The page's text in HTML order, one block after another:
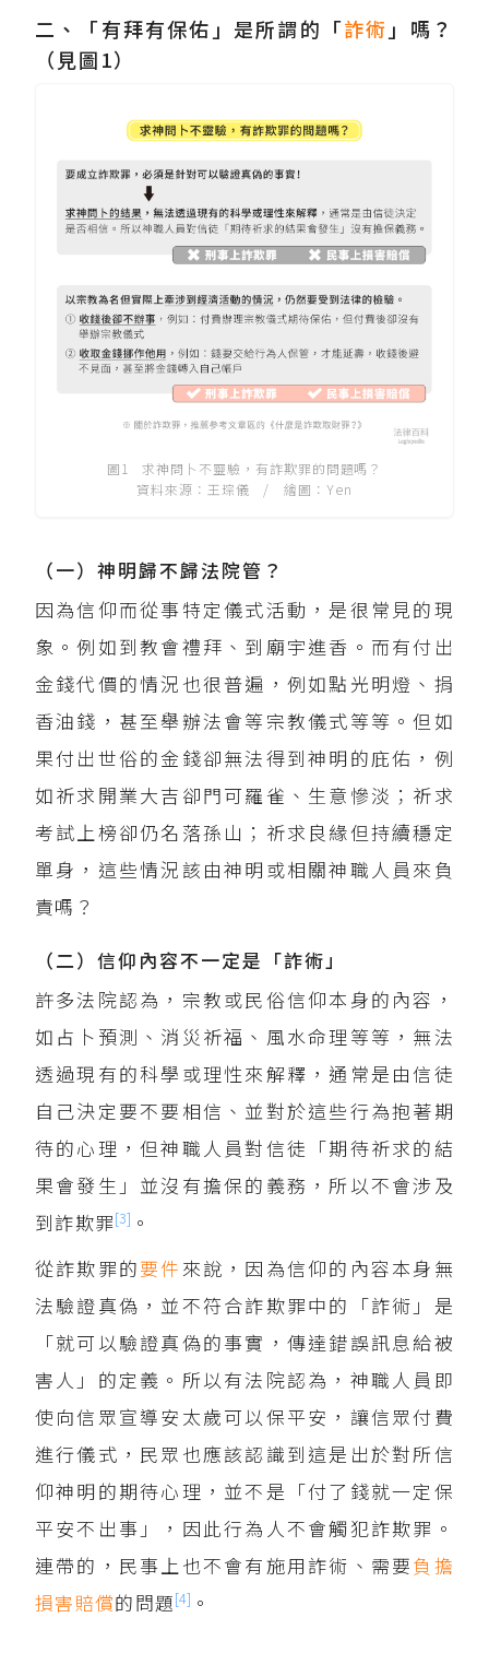
二、「有拜有保佑」是所謂的「詐術 」嗎？
（見圖1）
圖1 求神問卜不靈驗，有詐欺罪的問題嗎？
資料來源：王琮儀 / 繪圖：Yen
（一）神明歸不歸法院管？
因為信仰而從事特定儀式活動，是很常見的現
象。例如到教會禮拜、到廟宇進香。而有付出
金錢代價的情況也很普遍，例如點光明燈、捐
香油錢，甚至舉辦法會等宗教儀式等等。但如
果付出世俗的金錢卻無法得到神明的庇佑，例
如祈求開業大吉卻門可羅雀、生意慘淡；祈求
考試上榜卻仍名落孫山；祈求良緣但持續穩定
單身，這些情況該由神明或相關神職人員來負
責嗎？
（二）信仰內容不一定是「詐術」
許多法院認為，宗教或民俗信仰本身的內容，
如占卜預測、消災祈福、風水命理等等，無法
透過現有的科學或理性來解釋，通常是由信徒
自己決定要不要相信、並對於這些行為抱著期
待的心理，但神職人員對信徒「期待祈求的結
果會發生」並沒有擔保的義務，所以不會涉及
到詐欺罪[3] 。
從詐欺罪的要件 來說，因為信仰的內容本身無
法驗證真偽，並不符合詐欺罪中的「詐術」是
「就可以驗證真偽的事實，傳達錯誤訊息給被
害人」的定義。所以有法院認為，神職人員即
使向信眾宣導安太歲可以保平安，讓信眾付費
進行儀式，民眾也應該認識到這是出於對所信
仰神明的期待心理，並不是「付了錢就一定保
平安不出事」，因此行為人不會觸犯詐欺罪。
連帶的，民事上也不會有施用詐術、需要負擔
損害賠償的問題[4] 。